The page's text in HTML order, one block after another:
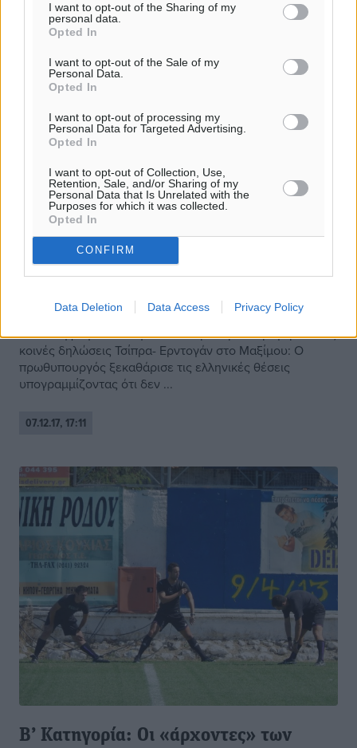
I want to opt-out of the Sharing of my
personal data.
Opted In
I want to opt-out of the Sale of my
Personal Data.
Opted In
I want to opt-out of processing my
Personal Data for Targeted Advertising.
Opted In
I want to opt-out of Collection, Use,
Retention, Sale, and/or Sharing of my
Personal Data that Is Unrelated with the
Purposes for which it was collected.
Opted In
CONFIRM
Data Deletion Data Access Privacy Policy
Έντονη αντιπαράθεση και στις κοινές
δηλώσεις Τσίπρα – Ερντογάν- Επέμεινε
για Συνθήκη, μειονότητα και Αιγαίο
-Τσίπρας: Δεν υπάρχει ζήτημα
Συνθήκης της Λωζάνης
Επαναλήφθηκε το σκηνικό του προεδρικού μεγάρου στις
κοινές δηλώσεις Τσίπρα- Ερντογάν στο Μαξίμου: Ο
πρωθυπουργός ξεκαθάρισε τις ελληνικές θέσεις
υπογραμμίζοντας ότι δεν ...
07.12.17, 17:11
Β’ Κατηγορία: Οι «άρχοντες» των